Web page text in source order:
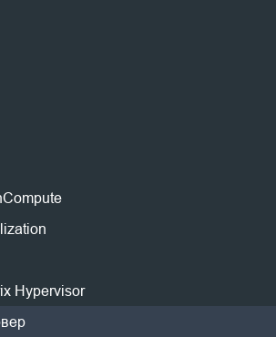
ВМ
ОС
данных
ПО
вымогателей
точки
S3
Hypervisor
корпоративная версия)
кредитная карта
копирования. Когда
авария, она может
восстановить данные и